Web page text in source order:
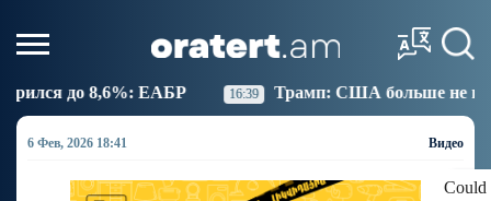
16:39 Трамп: США больше не намерены вести
6 Фев, 2026 18:41 Видео
Could